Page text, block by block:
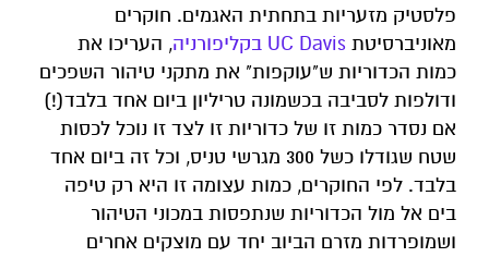
פלסטיק מזעריות בתחתית האגמים. חוקרים
מאוניברסיטת UC Davis בקליפורניה
, העריכו את
כמות הכדוריות ש"עוקפות" את מתקני טיהור השפכים
ודולפות לסביבה בכשמונה טריליון ביום אחד בלבד(!)
אם נסדר כמות זו של כדוריות זו לצד זו נוכל לכסות
שטח שגודלו כשל 300 מגרשי טניס, וכל זה ביום אחד
בלבד. לפי החוקרים, כמות עצומה זו היא רק טיפה
בים אל מול הכדוריות שנתפסות במכוני הטיהור
ושמופרדות מזרם הביוב יחד עם מוצקים אחרים